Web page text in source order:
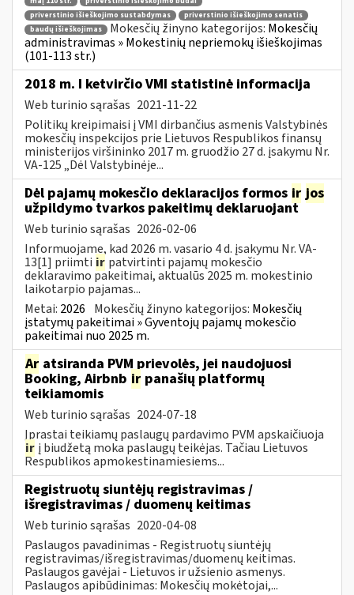
priverstinio išieškojimo sustabdymas
priverstinio išieškojimo senatis
baudų išieškojimas
Mokesčių žinyno kategorijos: Mokesčių
administravimas » Mokestinių nepriemokų išieškojimas
(101-113 str.)
2018 m. I ketvirčio VMI statistinė informacija
Web turinio sąrašas 2021-11-22
Politikų kreipimaisi į VMI dirbančius asmenis Valstybinės
mokesčių inspekcijos prie Lietuvos Respublikos finansų
ministerijos viršininko 2017 m. gruodžio 27 d. įsakymu Nr.
VA-125 „Dėl Valstybinėje...
Dėl pajamų mokesčio deklaracijos formos ir jos
užpildymo tvarkos pakeitimų deklaruojant
Web turinio sąrašas 2026-02-06
Informuojame, kad 2026 m. vasario 4 d. įsakymu Nr. VA-
13[1] priimti ir patvirtinti pajamų mokesčio
deklaravimo pakeitimai, aktualūs 2025 m. mokestinio
laikotarpio pajamas...
Metai: 2026 Mokesčių žinyno kategorijos: Mokesčių
įstatymų pakeitimai » Gyventojų pajamų mokesčio
pakeitimai nuo 2025 m.
Ar atsiranda PVM prievolės, jei naudojuosi
Booking, Airbnb ir panašių platformų
teikiamomis
Web turinio sąrašas 2024-07-18
Įprastai teikiamų paslaugų pardavimo PVM apskaičiuoja
ir į biudžetą moka paslaugų teikėjas. Tačiau Lietuvos
Respublikos apmokestinamiesiems...
Registruotų siuntėjų registravimas /
išregistravimas / duomenų keitimas
Web turinio sąrašas 2020-04-08
Paslaugos pavadinimas - Registruotų siuntėjų
registravimas/išregistravimas/duomenų keitimas.
Paslaugos gavėjai - Lietuvos ir užsienio asmenys.
Paslaugos apibūdinimas: Mokesčių mokėtojai,...